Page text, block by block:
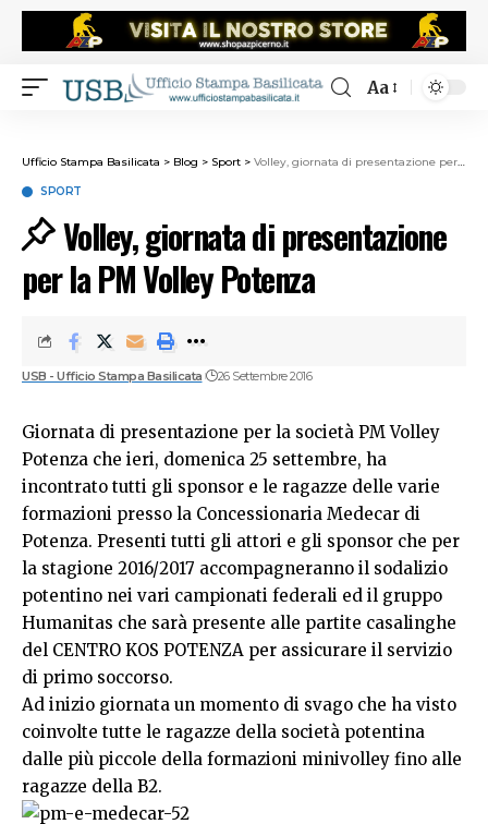
Aa
Ufficio Stampa Basilicata > Blog > Sport > Volley, giornata di presentazione per la PM Volley Potenza
SPORT
Volley, giornata di presentazione
per la PM Volley Potenza
USB - Ufficio Stampa Basilicata 26 Settembre 2016
Giornata di presentazione per la società PM Volley
Potenza che ieri, domenica 25 settembre, ha
incontrato tutti gli sponsor e le ragazze delle varie
formazioni presso la Concessionaria Medecar di
Potenza. Presenti tutti gli attori e gli sponsor che per
la stagione 2016/2017 accompagneranno il sodalizio
potentino nei vari campionati federali ed il gruppo
Humanitas che sarà presente alle partite casalinghe
del CENTRO KOS POTENZA per assicurare il servizio
di primo soccorso.
Ad inizio giornata un momento di svago che ha visto
coinvolte tutte le ragazze della società potentina
dalle più piccole della formazioni minivolley fino alle
ragazze della B2.